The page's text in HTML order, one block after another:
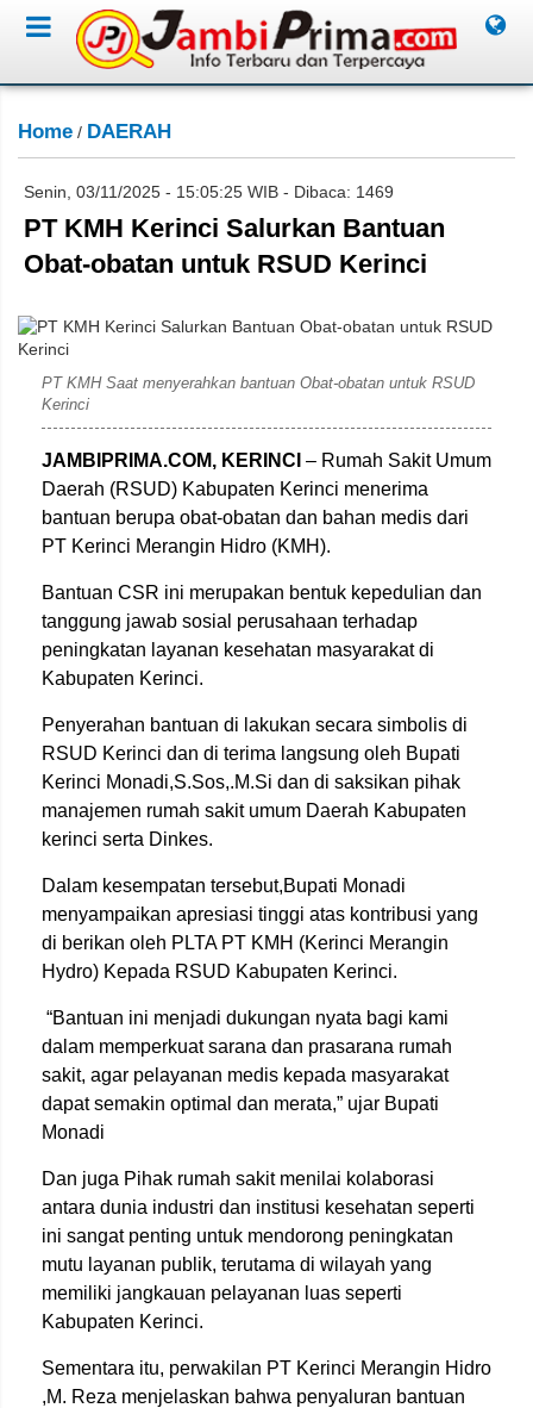
Home / DAERAH
Senin, 03/11/2025 - 15:05:25 WIB - Dibaca: 1469
PT KMH Kerinci Salurkan Bantuan
Obat-obatan untuk RSUD Kerinci
PT KMH Saat menyerahkan bantuan Obat-obatan untuk RSUD
Kerinci
JAMBIPRIMA.COM, KERINCI – Rumah Sakit Umum
Daerah (RSUD) Kabupaten Kerinci menerima
bantuan berupa obat-obatan dan bahan medis dari
PT Kerinci Merangin Hidro (KMH).
Bantuan CSR ini merupakan bentuk kepedulian dan
tanggung jawab sosial perusahaan terhadap
peningkatan layanan kesehatan masyarakat di
Kabupaten Kerinci.
Penyerahan bantuan di lakukan secara simbolis di
RSUD Kerinci dan di terima langsung oleh Bupati
Kerinci Monadi,S.Sos,.M.Si dan di saksikan pihak
manajemen rumah sakit umum Daerah Kabupaten
kerinci serta Dinkes.
Dalam kesempatan tersebut,Bupati Monadi
menyampaikan apresiasi tinggi atas kontribusi yang
di berikan oleh PLTA PT KMH (Kerinci Merangin
Hydro) Kepada RSUD Kabupaten Kerinci.
“Bantuan ini menjadi dukungan nyata bagi kami
dalam memperkuat sarana dan prasarana rumah
sakit, agar pelayanan medis kepada masyarakat
dapat semakin optimal dan merata,” ujar Bupati
Monadi
Dan juga Pihak rumah sakit menilai kolaborasi
antara dunia industri dan institusi kesehatan seperti
ini sangat penting untuk mendorong peningkatan
mutu layanan publik, terutama di wilayah yang
memiliki jangkauan pelayanan luas seperti
Kabupaten Kerinci.
Sementara itu, perwakilan PT Kerinci Merangin Hidro
,M. Reza menjelaskan bahwa penyaluran bantuan